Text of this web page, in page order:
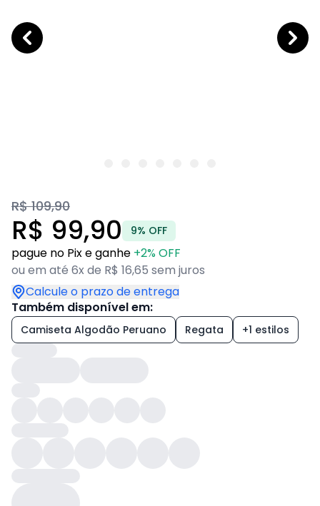
R$ 109,90
R$ 99,90 9% OFF
pague no Pix e ganhe +2% OFF
ou em até 6x de R$ 16,65 sem juros
Calcule o prazo de entrega
Também disponível em:
Camiseta Algodão Peruano Regata +1 estilos